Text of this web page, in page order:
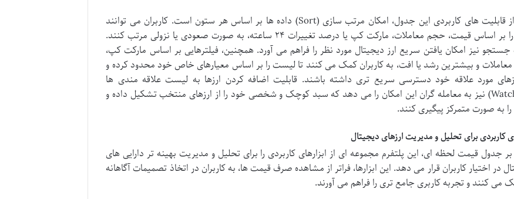
یکی از قابلیت های کاربردی این جدول، امکان مرتب سازی (Sort) داده ها بر اساس هر ستون است. کاربران می توانند
ارزها را بر اساس قیمت، حجم معاملات، مارکت کپ یا درصد تغییرات ۲۴ ساعته، به صورت صعودی یا نزولی مرتب کنند.
نیز امکان یافتن سریع ارز دیجیتال مورد نظر را فراهم می آورد. همچنین، فیلترهایی بر اساس مارکت کپ،
و بیشترین رشد یا افت، به کاربران کمک می کنند تا لیست را بر اساس معیارهای خاص خود محدود کرده و
مورد علاقه خود دسترسی سریع تری داشته باشند. قابلیت اضافه کردن ارزها به لیست علاقه مندی ها
(Watchlist) نیز به معامله گران این امکان را می دهد که سبد کوچک و شخصی خود را از ارزهای منتخب تشکیل داده و
به صورت متمرکز پیگیری کنند.
کاربردی برای تحلیل و مدیریت ارزهای دیجیتال
بر جدول قیمت لحظه ای، این پلتفرم مجموعه ای از ابزارهای کاربردی را برای تحلیل و مدیریت بهینه تر دارایی های
در اختیار کاربران قرار می دهد. این ابزارها، فراتر از مشاهده صرف قیمت ها، به کاربران در اتخاذ تصمیمات آگاهانه
می کنند و تجربه کاربری جامع تری را فراهم می آورند.